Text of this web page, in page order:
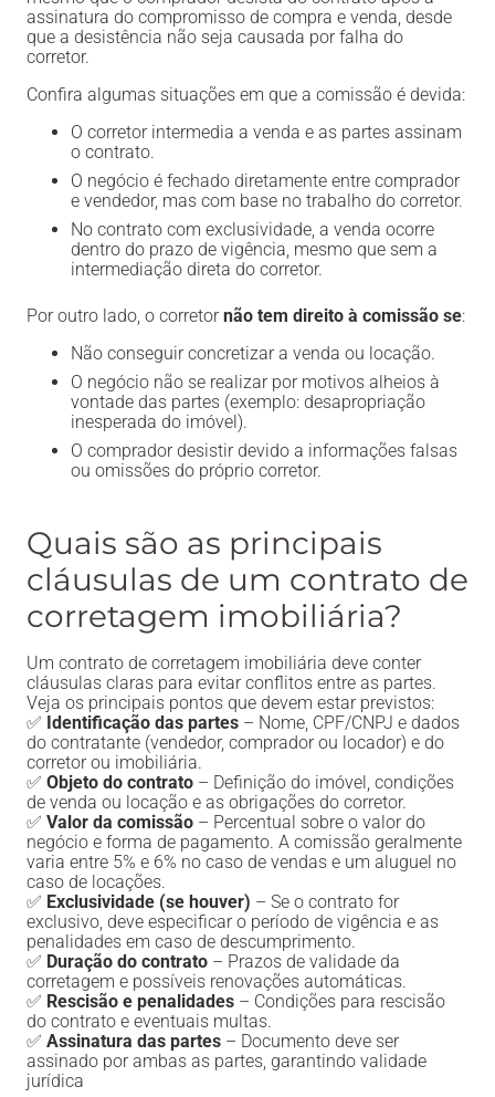
assinatura do compromisso de compra e venda, desde
que a desistência não seja causada por falha do
corretor.
Confira algumas situações em que a comissão é devida:
O corretor intermedia a venda e as partes assinam
o contrato.
O negócio é fechado diretamente entre comprador
e vendedor, mas com base no trabalho do corretor.
No contrato com exclusividade, a venda ocorre
dentro do prazo de vigência, mesmo que sem a
intermediação direta do corretor.
Por outro lado, o corretornão tem direito à comissão se:
Não conseguir concretizar a venda ou locação.
O negócio não se realizar por motivos alheios à
vontade das partes (exemplo: desapropriação
inesperada do imóvel).
O comprador desistir devido a informações falsas
ou omissões do próprio corretor.
Quais são as principais
cláusulas de um contrato de
corretagem imobiliária?
Um contrato de corretagem imobiliária deve conter
cláusulas claras para evitar conflitos entre as partes.
Veja os principais pontos que devem estar previstos:
✅ Identificação das partes – Nome, CPF/CNPJ e dados
do contratante (vendedor, comprador ou locador) e do
corretor ou imobiliária.
✅ Objeto do contrato – Definição do imóvel, condições
de venda ou locação e as obrigações do corretor.
✅ Valor da comissão – Percentual sobre o valor do
negócio e forma de pagamento. A comissão geralmente
varia entre 5% e 6% no caso de vendas e um aluguel no
caso de locações.
✅ Exclusividade (se houver) – Se o contrato for
exclusivo, deve especificar o período de vigência e as
penalidades em caso de descumprimento.
✅ Duração do contrato – Prazos de validade da
corretagem e possíveis renovações automáticas.
✅ Rescisão e penalidades – Condições para rescisão
do contrato e eventuais multas.
✅ Assinatura das partes – Documento deve ser
assinado por ambas as partes, garantindo validade
jurídica